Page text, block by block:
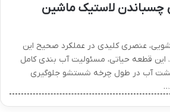
چسباندن لاستیک ماشین
عنصری کلیدی در عملکرد صحیح این
این قطعه حیاتی، مسئولیت آب‌ بندی کامل
نشت آب در طول چرخه شستشو جلوگیری